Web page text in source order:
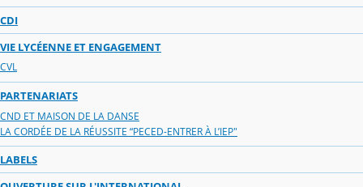
CDI
VIE LYCÉENNE ET ENGAGEMENT
CVL
PARTENARIATS
CND ET MAISON DE LA DANSE
LA CORDÉE DE LA RÉUSSITE “PECED-ENTRER À L’IEP"
LABELS